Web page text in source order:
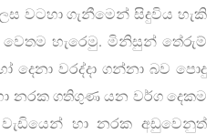
වටහා ගැනීමෙන් සිදුවිය හැකි
හැරෙමු. මිනිසුන් තේරුම්
වරද්දා ගන්නා බව පොදු
නරක ගතිගුණ යන වර්ග දෙකම
හා නරක අඩුවෙනුත්